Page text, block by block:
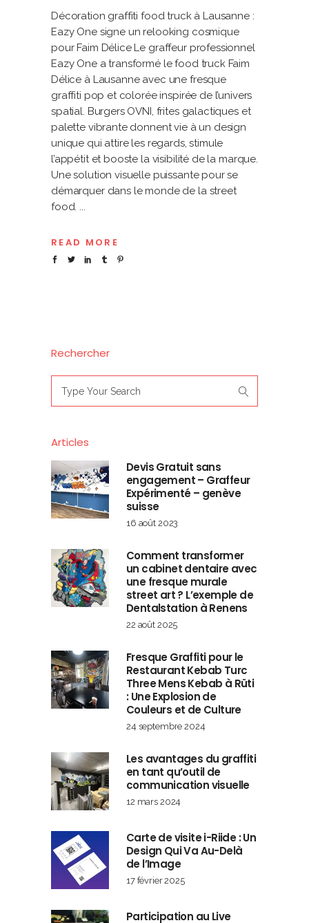
Décoration graffiti food truck à Lausanne :
Eazy One signe un relooking cosmique
pour Faim Délice Le graffeur professionnel
Eazy One a transformé le food truck Faim
Délice à Lausanne avec une fresque
graffiti pop et colorée inspirée de l’univers
spatial. Burgers OVNI, frites galactiques et
palette vibrante donnent vie à un design
unique qui attire les regards, stimule
l’appétit et booste la visibilité de la marque.
Une solution visuelle puissante pour se
démarquer dans le monde de la street
food.
READ MORE
Rechercher
for:
Articles
Devis Gratuit sans
engagement – Graffeur
Expérimenté – genève
suisse
16 août 2023
Comment transformer
un cabinet dentaire avec
une fresque murale
street art ? L’exemple de
Dentalstation à Renens
22 août 2025
Fresque Graffiti pour le
Restaurant Kebab Turc
Three Mens Kebab à Rüti
: Une Explosion de
Couleurs et de Culture
24 septembre 2024
Les avantages du graffiti
en tant qu’outil de
communication visuelle
12 mars 2024
Carte de visite i-Riide : Un
Design Qui Va Au-Delà
de l’Image
17 février 2025
Participation au Live